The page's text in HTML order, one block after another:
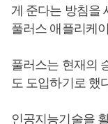
게 준다는 방침을
풀러스 애플리케
풀러스는 현재의
도 도입하기로 했
인공지능기술을